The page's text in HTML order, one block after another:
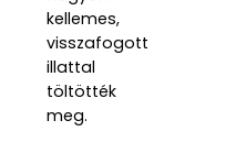
kellemes,
visszafogott
illattal
töltötték
meg.